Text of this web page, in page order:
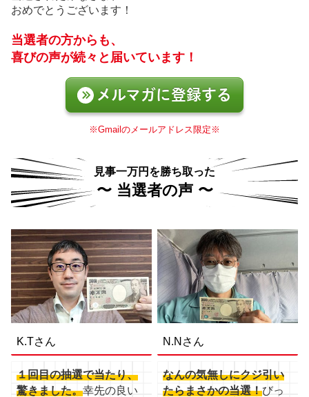
おめでとうございます！
当選者の方からも、
喜びの声が続々と届いています！
メルマガに登録する
※Gmailのメールアドレス限定※
見事一万円を勝ち取った
〜 当選者の声 〜
K.Tさん
１回目の抽選で当たり、
驚きました。幸先の良い
N.Nさん
なんの気無しにクジ引い
たらまさかの当選！びっ